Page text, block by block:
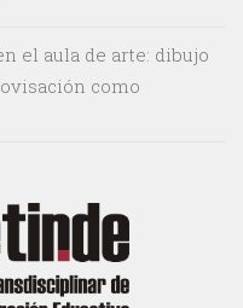
el aula de arte: dibujo
como